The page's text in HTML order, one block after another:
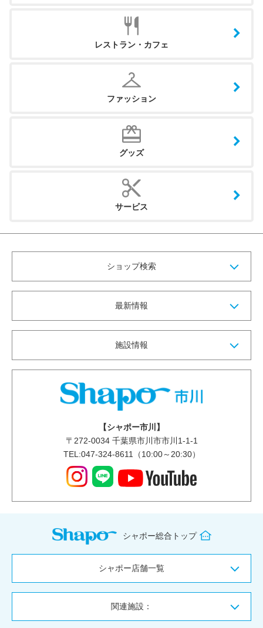
レストラン・カフェ
ファッション
グッズ
サービス
ショップ検索
最新情報
施設情報
【シャポー市川】
〒 272-0034千葉県市川市市川1-1-1
TEL:047-324-8611（10:00～20:30）
シャポー総合トップ
シャポー店舗一覧
関連施設：